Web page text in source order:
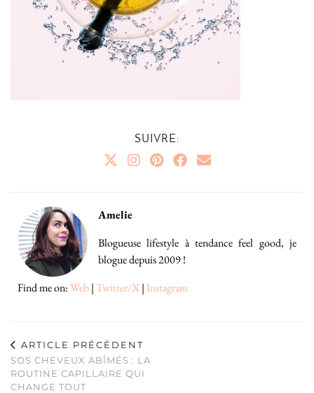
SUIVRE:
Amelie
Blogueuse lifestyle à tendance feel good, je
blogue depuis 2009 !
Find me on:Web|Twitter/X| Instagram
ARTICLE PRÉCÉDENT
SOS CHEVEUX ABÎMÉS : LA
ROUTINE CAPILLAIRE QUI
CHANGE TOUT